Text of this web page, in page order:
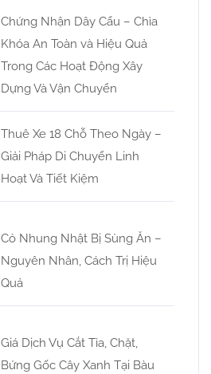
Chứng Nhận Dây Cẩu – Chìa
Khóa An Toàn và Hiệu Quả
Trong Các Hoạt Động Xây
Dựng Và Vận Chuyển
Thuê Xe 18 Chỗ Theo Ngày –
Giải Pháp Di Chuyển Linh
Hoạt Và Tiết Kiệm
Cỏ Nhung Nhật Bị Sùng Ăn –
Nguyên Nhân, Cách Trị Hiệu
Quả
Giá Dịch Vụ Cắt Tỉa, Chặt,
Bứng Gốc Cây Xanh Tại Bàu